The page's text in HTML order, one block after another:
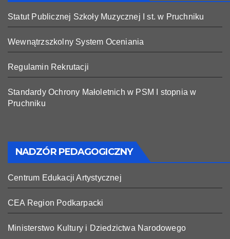
Statut Publicznej Szkoły Muzycznej I st. w Pruchniku
Wewnątrzszkolny System Oceniania
Regulamin Rekrutacji
Standardy Ochrony Małoletnich w PSM I stopnia w
Pruchniku
NADZÓR PEDAGOGICZNY
Centrum Edukacji Artystycznej
CEA Region Podkarpacki
Ministerstwo Kultury i Dziedzictwa Narodowego